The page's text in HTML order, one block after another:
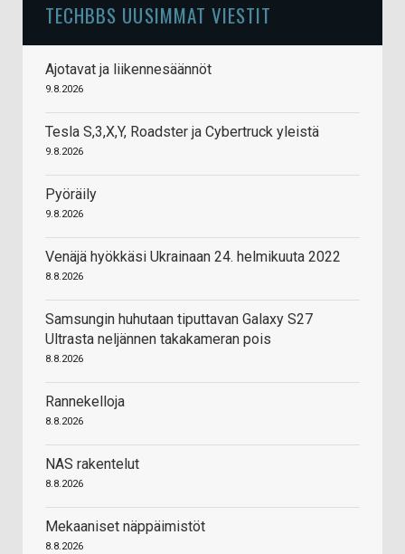
TECHBBS UUSIMMAT VIESTIT
Ajotavat ja liikennesäännöt
9.8.2026
Tesla S,3,X,Y, Roadster ja Cybertruck yleistä
9.8.2026
Pyöräily
9.8.2026
Venäjä hyökkäsi Ukrainaan 24. helmikuuta 2022
8.8.2026
Samsungin huhutaan tiputtavan Galaxy S27
Ultrasta neljännen takakameran pois
8.8.2026
Rannekelloja
8.8.2026
NAS rakentelut
8.8.2026
Mekaaniset näppäimistöt
8.8.2026